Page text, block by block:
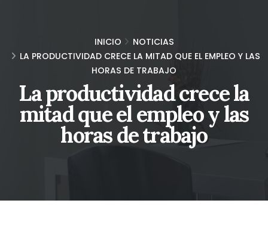
INICIO
NOTICIAS
LA PRODUCTIVIDAD CRECE LA MITAD QUE EL EMPLEO Y LAS
HORAS DE TRABAJO
La productividad crece la
mitad que el empleo y las
horas de trabajo